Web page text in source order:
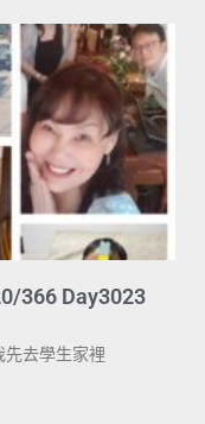
366 Day3023
先去學生家裡